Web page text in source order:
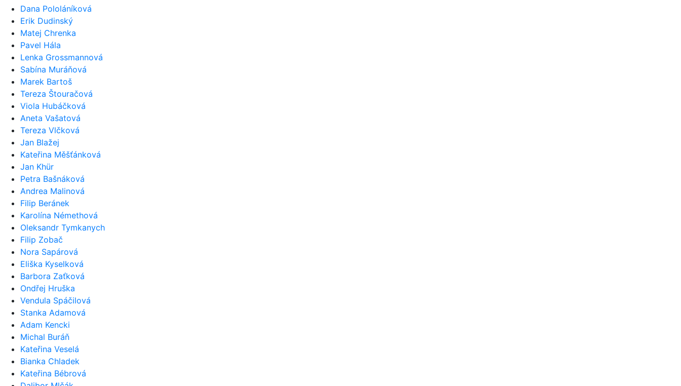
Dana Pololáníková
Erik Dudinský
Matej Chrenka
Pavel Hála
Lenka Grossmannová
Sabína Muráňová
Marek Bartoš
Tereza Štouračová
Viola Hubáčková
Aneta Vašatová
Tereza Vlčková
Jan Blažej
Kateřina Měšťánková
Jan Khür
Petra Bašnáková
Andrea Malinová
Filip Beránek
Karolína Némethová
Oleksandr Tymkanych
Filip Zobač
Nora Sapárová
Eliška Kyselková
Barbora Zaťková
Ondřej Hruška
Vendula Spáčilová
Stanka Adamová
Adam Kencki
Michal Buráň
Kateřina Veselá
Bianka Chladek
Kateřina Bébrová